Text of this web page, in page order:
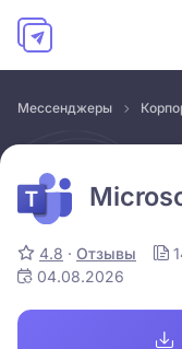
Мессенджеры
4.8 · Отзывы
04.08.2026